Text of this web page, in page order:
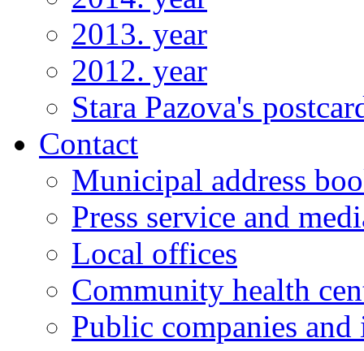
2013. year
2012. year
Stara Pazova's
Contact
Municipal address
Press service and
Local offices
Community health
Public companies